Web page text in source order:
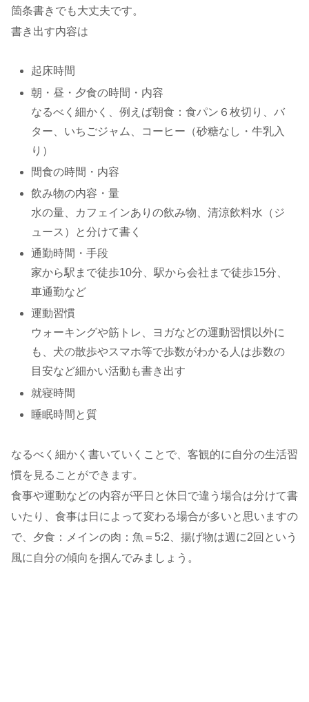
箇条書きでも大丈夫です。
書き出す内容は
起床時間
朝・昼・夕食の時間・内容
なるべく細かく、例えば朝食：食パン６枚切り、バ
ター、いちごジャム、コーヒー（砂糖なし・牛乳入
り）
間食の時間・内容
飲み物の内容・量
水の量、カフェインありの飲み物、清涼飲料水（ジ
ュース）と分けて書く
通勤時間・手段
家から駅まで徒歩10分、駅から会社まで徒歩15分、
車通勤など
運動習慣
ウォーキングや筋トレ、ヨガなどの運動習慣以外に
も、犬の散歩やスマホ等で歩数がわかる人は歩数の
目安など細かい活動も書き出す
就寝時間
睡眠時間と質
なるべく細かく書いていくことで、客観的に自分の生活習
慣を見ることができます。
食事や運動などの内容が平日と休日で違う場合は分けて書
いたり、食事は日によって変わる場合が多いと思いますの
で、夕食：メインの肉：魚＝5:2、揚げ物は週に2回という
風に自分の傾向を掴んでみましょう。